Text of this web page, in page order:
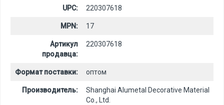
UPC: 220307618
MPN: 17
Артикул
продавца:
220307618
Формат поставки: оптом
Производитель:
Shanghai Alumetal Decorative Material
Co., Ltd.